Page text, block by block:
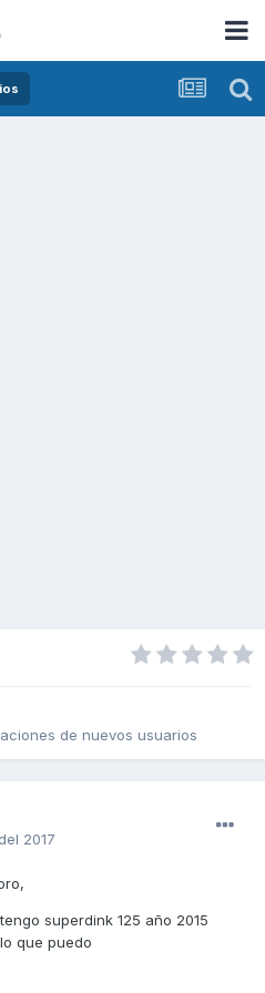
de nuevos usuarios
2017
superdink 125 año 2015
que puedo